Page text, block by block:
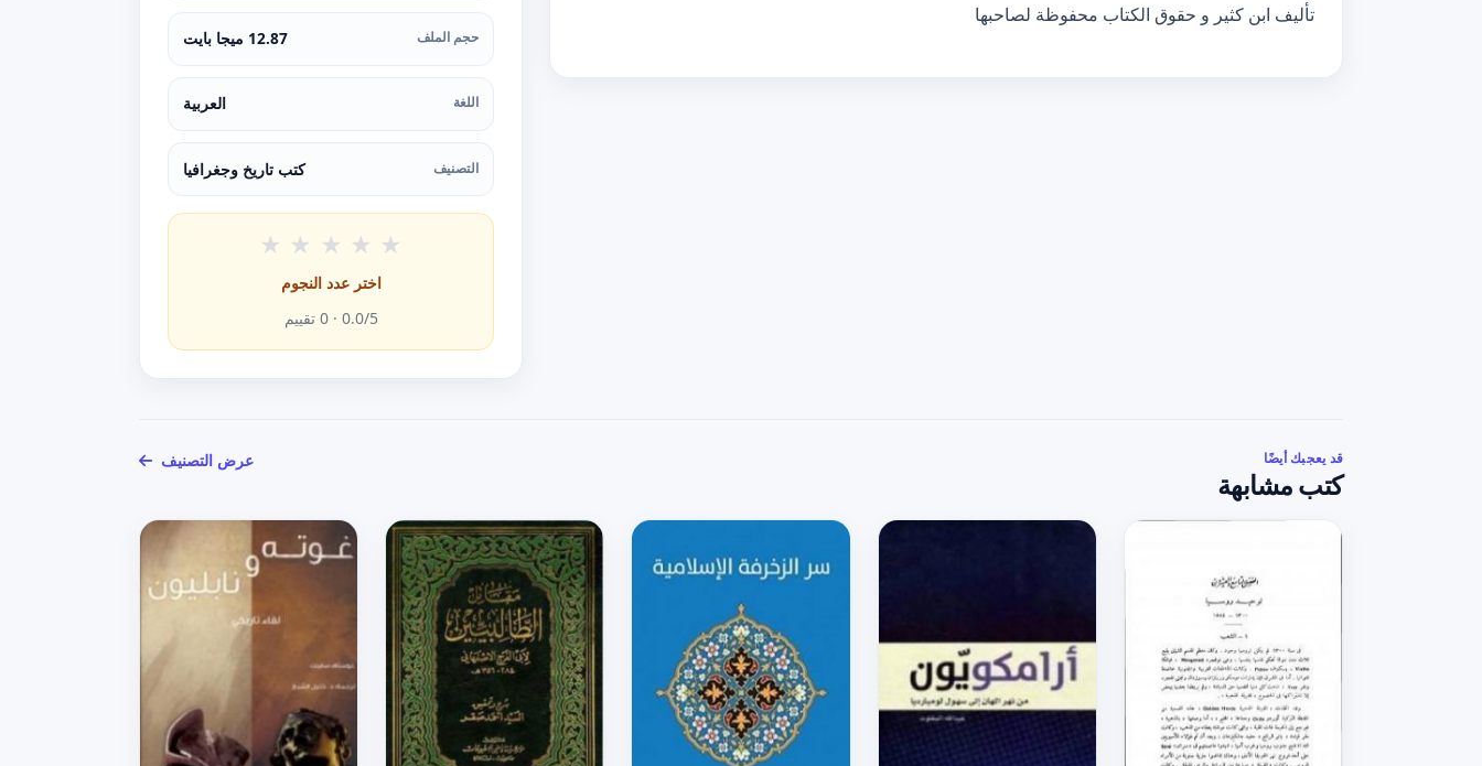
تأليف ابن كثير و حقوق الكتاب محفوظة لصاحبها
حجم الملف 12.87 ميجا بايت
اللغة العربية
التصنيف كتب تاريخ وجغرافيا
★ ★ ★ ★ ★
اختر عدد النجوم
0.0/5 ·
0 تقييم
قد يعجبك أيضًا
كتب مشابهة
عرض التصنيف